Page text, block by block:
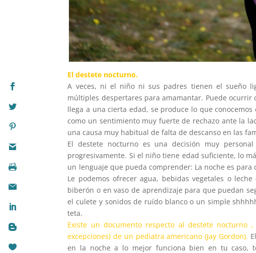
El destete nocturno.
A veces, ni el niño ni sus padres tienen el sueño
múltiples despertares para amamantar. Puede
llega a una cierta edad, se produce lo que
como un sentimiento muy fuerte de rechazo ante la
una causa muy habitual de falta de descanso en las
El destete nocturno es una decisión muy
progresivamente. Si el niño tiene edad suficiente, lo
un lenguaje que pueda comprender: La noche es
Le podemos ofrecer agua, bebidas vegetales o
biberón o en vaso de aprendizaje para que puedan
el culete y sonidos de ruído blanco o un simple
teta.
Existe un documento respecto al destete nocturno ,
excepciones) de un pediatra americano (Jay Gordon).
en la noche a lo mejor funciona bien en tu caso,